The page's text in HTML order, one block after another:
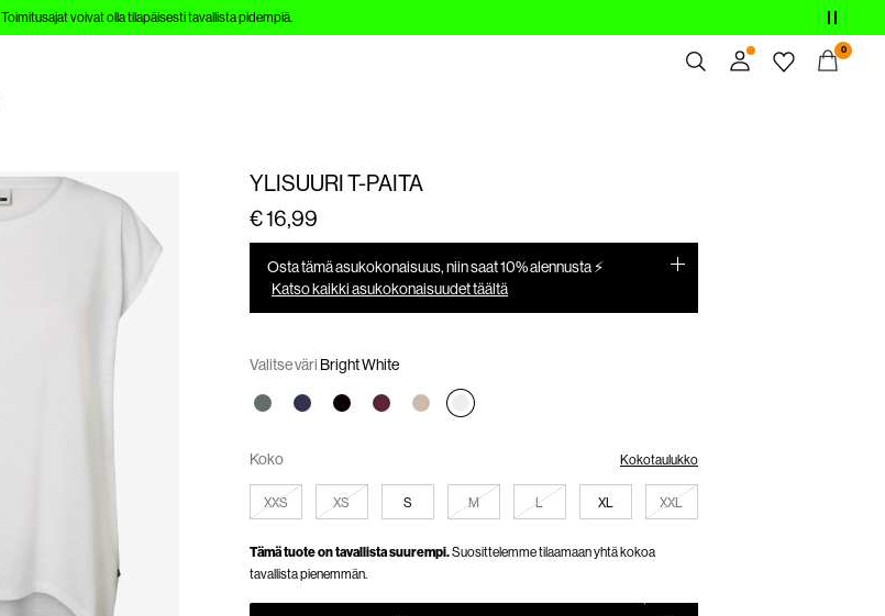
Toimitusajat voivat olla tilapäisesti tavallista pidempiä.
0
YLISUURI T-PAITA
€ 16,99
Osta tämä asukokonaisuus, niin saat 10% alennusta ⚡
Katso kaikki asukokonaisuudet täältä
Valitse väri Bright White
Koko Kokotaulukko
XXS XS S M L XL XXL
Tämä tuote on tavallista suurempi.Suosittelemme tilaamaan yhtä kokoa
tavallista pienemmän.